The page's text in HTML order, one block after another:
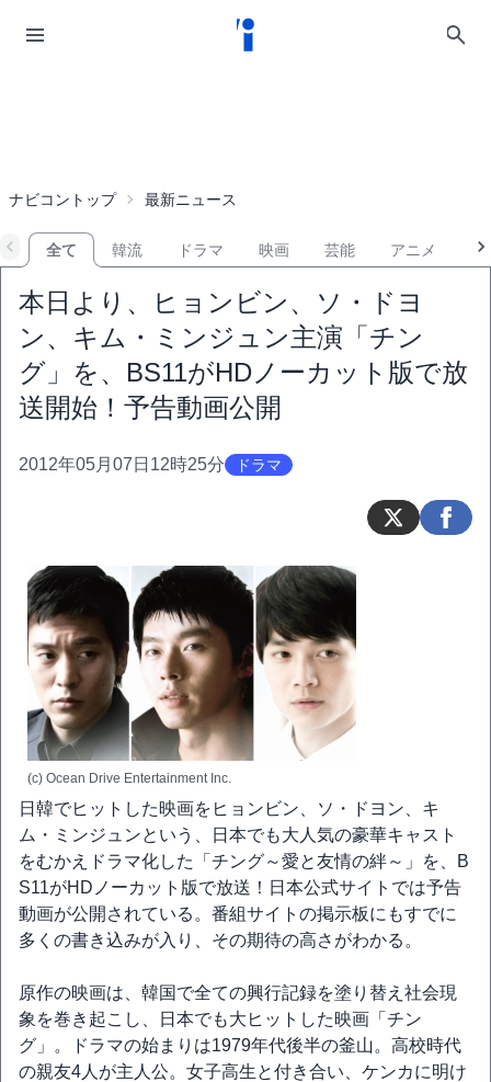
ナビコントップ 最新ニュース
全て 韓流 ドラマ 映画 芸能 アニメ
本日より、ヒョンビン、ソ・ドヨ
ン、キム・ミンジュン主演「チン
グ」を、BS11がHDノーカット版で放
送開始！予告動画公開
2012年05月07日12時25分 ドラマ
(c) Ocean Drive Entertainment Inc.
日韓でヒットした映画をヒョンビン、ソ・ドヨン、キ
ム・ミンジュンという、日本でも大人気の豪華キャスト
をむかえドラマ化した「チング～愛と友情の絆～」を、B
S11がHDノーカット版で放送！日本公式サイトでは予告
動画が公開されている。番組サイトの掲示板にもすでに
多くの書き込みが入り、その期待の高さがわかる。
原作の映画は、韓国で全ての興行記録を塗り替え社会現
象を巻き起こし、日本でも大ヒットした映画「チン
グ」。ドラマの始まりは1979年代後半の釜山。高校時代
の親友4人が主人公。女子高生と付き合い、ケンカに明け